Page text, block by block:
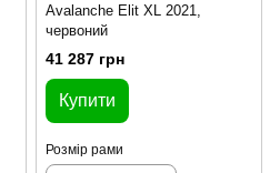
Avalanche Elit XL 2021,
червоний
41 287 грн
Купити
Розмір рами